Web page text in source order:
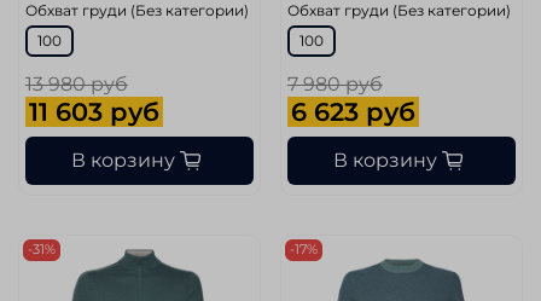
Обхват груди (Без категории)
100
13 980 руб
11 603 руб
В корзину
Обхват груди (Без категории)
100
7 980 руб
6 623 руб
В корзину
-31% -17%